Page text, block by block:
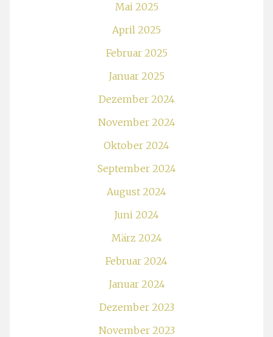
Mai 2025
April 2025
Februar 2025
Januar 2025
Dezember 2024
November 2024
Oktober 2024
September 2024
August 2024
Juni 2024
März 2024
Februar 2024
Januar 2024
Dezember 2023
November 2023